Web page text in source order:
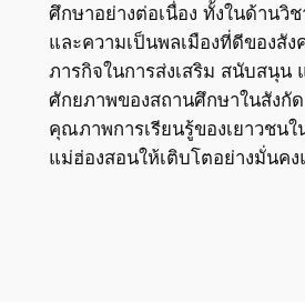
ศึกษาอย่างต่อเนื่อง ทั้งในด้านวิ
และความเป็นพลเมืองที่ดีของสั
ภารกิจในการส่งเสริม สนับสนุน
ศักยภาพของสถานศึกษาในสังกั
คุณภาพการเรียนรู้ของเยาวชนใ
แม่ฮ่องสอนให้เติบโตอย่างมั่นคง